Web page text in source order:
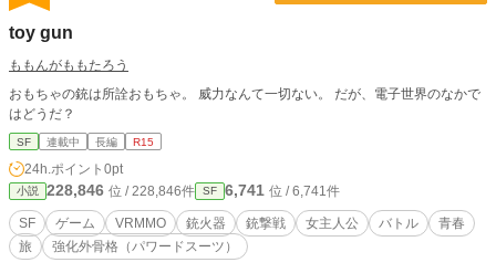
toy gun
ももんがももたろう
おもちゃの銃は所詮おもちゃ。 威力なんて一切ない。 だが、電子世界のなかで
はどうだ？
SF 連載中 長編 R15
24h.ポイント 0pt
小説 228,846 位 / 228,846件 SF 6,741 位 / 6,741件
SF ゲーム VRMMO 銃火器 銃撃戦 女主人公 バトル
青春
旅
強化外骨格（パワードスーツ）